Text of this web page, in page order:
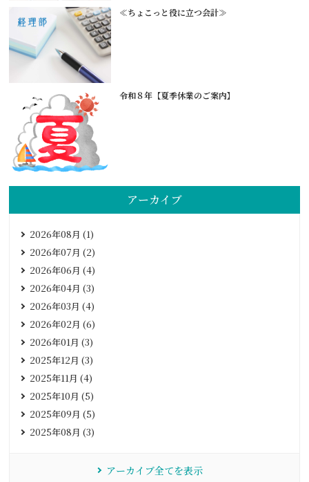
≪ちょこっと役に立つ会計≫
令和８年【夏季休業のご案内】
アーカイブ
2026年08月 (1)
2026年07月 (2)
2026年06月 (4)
2026年04月 (3)
2026年03月 (4)
2026年02月 (6)
2026年01月 (3)
2025年12月 (3)
2025年11月 (4)
2025年10月 (5)
2025年09月 (5)
2025年08月 (3)
アーカイブ全てを表示